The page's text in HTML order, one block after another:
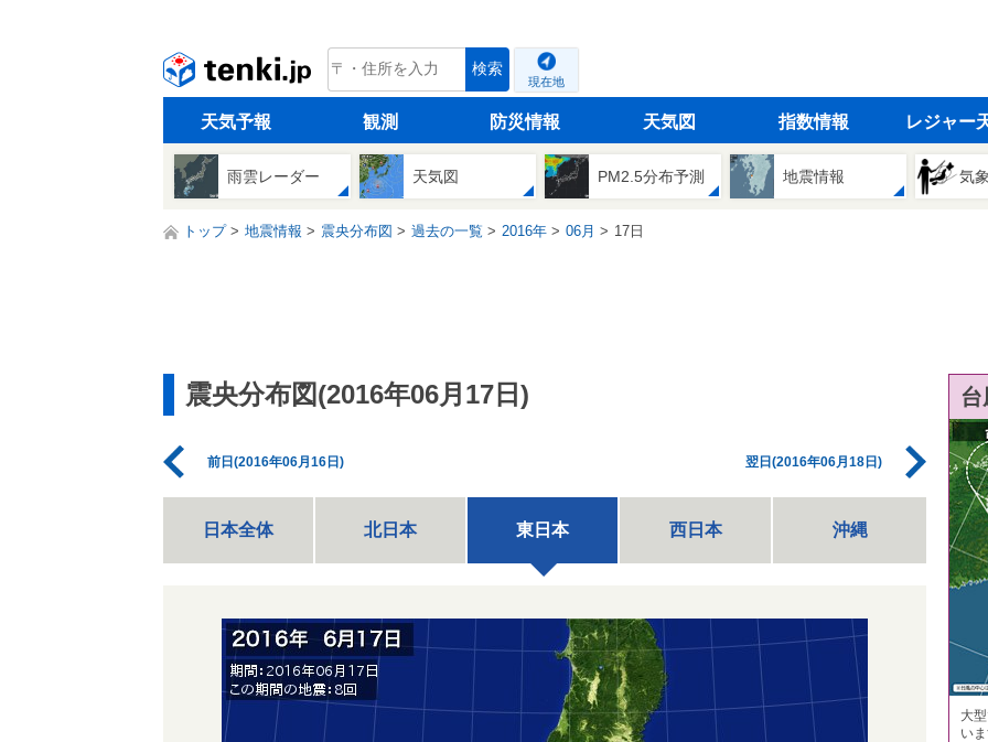
tenki.jp 検索
現在地
天気予報 観測 防災情報 天気図 指数情報 レジャー
雨雲レーダー 天気図 PM2.5分布予測 地震情報 気
トップ 地震情報 震央分布図 過去の一覧 2016年 06月 17日
震央分布図(2016年06月17日)
前日(2016年06月16日) 翌日(2016年06月18日)
日本全体 北日本 東日本 西日本 沖縄
大
い